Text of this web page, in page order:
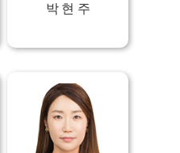
박 현 주